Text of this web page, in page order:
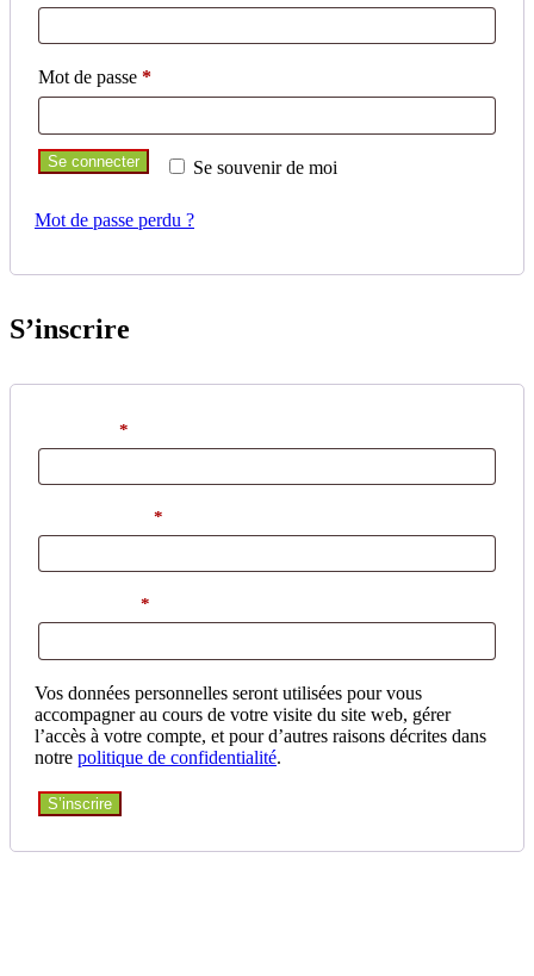
Mot de passe *
Se souvenir de moi
Se connecter
Mot de passe perdu ?
S’inscrire
*
*
*
Vos données personnelles seront utilisées pour vous
accompagner au cours de votre visite du site web, gérer
l’accès à votre compte, et pour d’autres raisons décrites dans
notre politique de confidentialité.
S’inscrire